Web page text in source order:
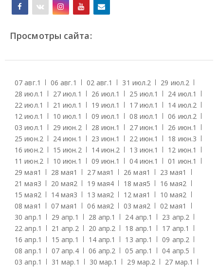
Просмотры сайта:
07 авг.1 06 авг.1 02 авг.1 31 июл.2 29 июл.2
28 июл.1 27 июл.1 26 июл.1 25 июл.1 24 июл.1
22 июл.1 21 июл.1 19 июл.1 17 июл.1 14 июл.2
12 июл.1 10 июл.1 09 июл.1 08 июл.1 06 июл.2
03 июл.1 29 июн.2 28 июн.1 27 июн.1 26 июн.1
25 июн.2 24 июн.1 23 июн.1 22 июн.1 18 июн.3
16 июн.2 15 июн.2 14 июн.2 13 июн.1 12 июн.1
11 июн.2 10 июн.1 09 июн.1 04 июн.1 01 июн.1
29 мая1 28 мая1 27 мая1 26 мая1 23 мая1
21 мая3 20 мая2 19 мая4 18 мая5 16 мая2
15 мая2 14 мая3 13 мая2 12 мая1 10 мая2
08 мая1 07 мая1 06 мая2 03 мая2 02 мая1
30 апр.1 29 апр.1 28 апр.1 24 апр.1 23 апр.2
22 апр.1 21 апр.2 20 апр.2 18 апр.1 17 апр.1
16 апр.1 15 апр.1 14 апр.1 13 апр.1 09 апр.2
08 апр.1 07 апр.4 06 апр.2 05 апр.1 04 апр.5
03 апр.1 31 мар.1 30 мар.1 29 мар.2 27 мар.1